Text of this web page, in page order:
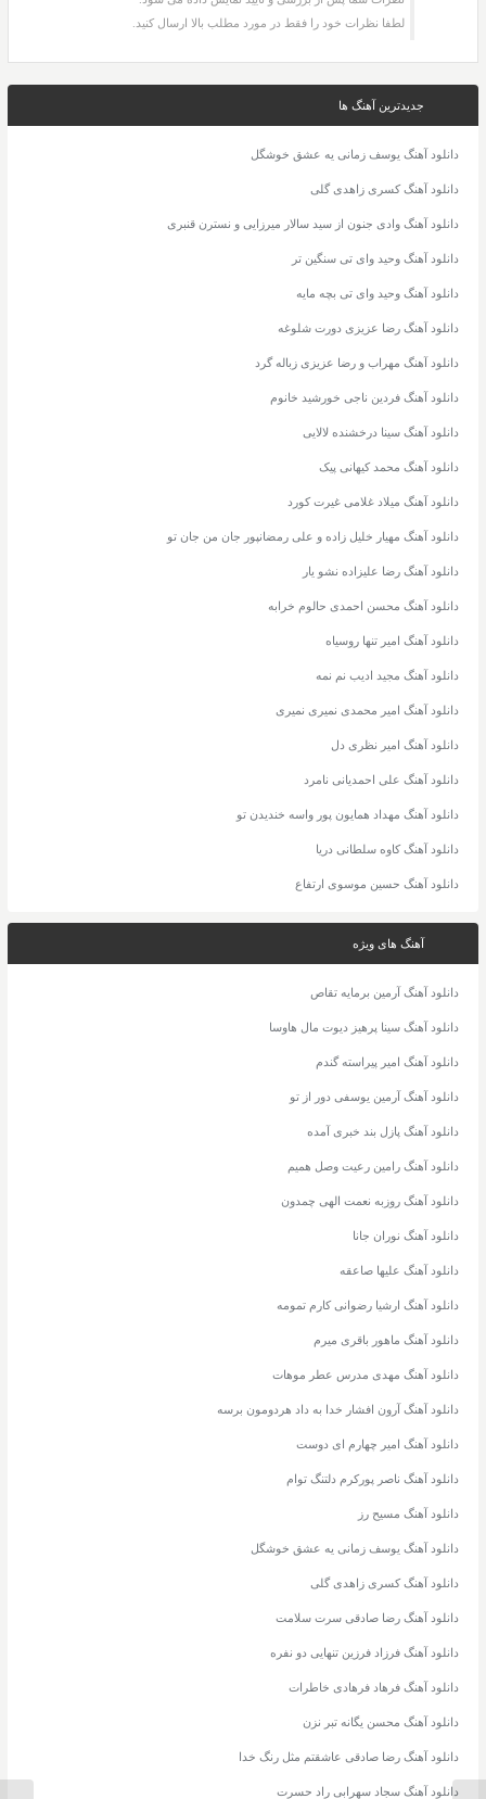
لطفا نظرات خود را فقط در مورد مطلب بالا ارسال کنید.
جدیدترین آهنگ ها
دانلود آهنگ یوسف زمانی یه عشق خوشگل
دانلود آهنگ کسری زاهدی گلی
دانلود آهنگ وادی جنون از سید سالار میرزایی و نسترن قنبری
دانلود آهنگ وحید وای تی سنگین تر
دانلود آهنگ وحید وای تی بچه مایه
دانلود آهنگ رضا عزیزی دورت شلوغه
دانلود آهنگ مهراب و رضا عزیزی زباله گرد
دانلود آهنگ فردین ناجی خورشید خانوم
دانلود آهنگ سینا درخشنده لالایی
دانلود آهنگ محمد کیهانی پیک
دانلود آهنگ میلاد غلامی غیرت کورد
دانلود آهنگ مهیار خلیل زاده و علی رمضانپور جان من جان تو
دانلود آهنگ رضا علیزاده نشو یار
دانلود آهنگ محسن احمدی حالوم خرابه
دانلود آهنگ امیر تنها روسیاه
دانلود آهنگ مجید ادیب نم نمه
دانلود آهنگ امیر محمدی نمیری نمیری
دانلود آهنگ امیر نظری دل
دانلود آهنگ علی احمدیانی نامرد
دانلود آهنگ مهداد همایون پور واسه خندیدن تو
دانلود آهنگ کاوه سلطانی دریا
دانلود آهنگ حسین موسوی ارتفاع
آهنگ های ویژه
دانلود آهنگ آرمین برمایه تقاص
دانلود آهنگ سینا پرهیز دیوت مال هاوسا
دانلود آهنگ امیر پیراسته گندم
دانلود آهنگ آرمین یوسفی دور از تو
دانلود آهنگ پازل بند خبری آمده
دانلود آهنگ رامین رعیت وصل همیم
دانلود آهنگ روزبه نعمت الهی چمدون
دانلود آهنگ نوران جانا
دانلود آهنگ علیها صاعقه
دانلود آهنگ ارشیا رضوانی کارم تمومه
دانلود آهنگ ماهور باقری میرم
دانلود آهنگ مهدی مدرس عطر موهات
دانلود آهنگ آرون افشار خدا به داد هردومون برسه
دانلود آهنگ امیر چهارم ای دوست
دانلود آهنگ ناصر پورکرم دلتنگ توام
دانلود آهنگ مسیح رز
دانلود آهنگ یوسف زمانی یه عشق خوشگل
دانلود آهنگ کسری زاهدی گلی
دانلود آهنگ رضا صادقی سرت سلامت
دانلود آهنگ فرزاد فرزین تنهایی دو نفره
دانلود آهنگ فرهاد فرهادی خاطرات
دانلود آهنگ محسن یگانه تبر نزن
دانلود آهنگ رضا صادقی عاشقتم مثل رنگ خدا
دانلود آهنگ سجاد سهرابی راد حسرت